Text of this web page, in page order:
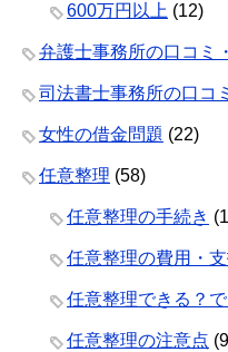
600万円以上 (12)
弁護士事務所の口コミ
司法書士事務所の口コ
女性の借金問題 (22)
任意整理 (58)
任意整理の手続き
任意整理の費用・
任意整理できる？
任意整理の注意点